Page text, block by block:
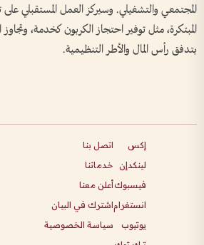
المجتمعي والتشغيلي. وسيركز العمل المستقبلي على
المبتكرة، مثل توفير احتجاز الكربون كخدمة، وتجاوز
بتدفق رأس المال والأطر التنظيمية.
إكس
لينكدإن
فيسبوك
انستغرام
يوتيوب
اتصل بنا
خدماتنا
أعلن معنا
اشترك في البيان
سياسة الخصوصية